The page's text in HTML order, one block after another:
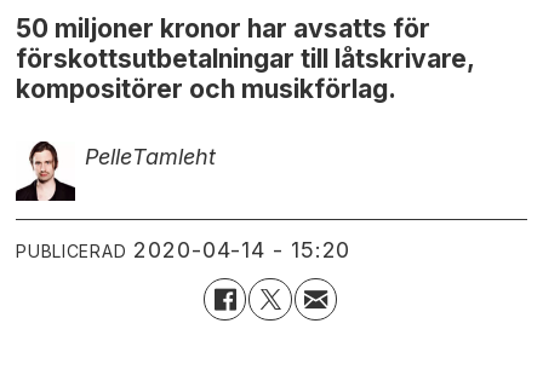
50 miljoner kronor har avsatts för
förskottsutbetalningar till låtskrivare,
kompositörer och musikförlag.
PelleTamleht
PUBLICERAD 2020-04-14 - 15:20